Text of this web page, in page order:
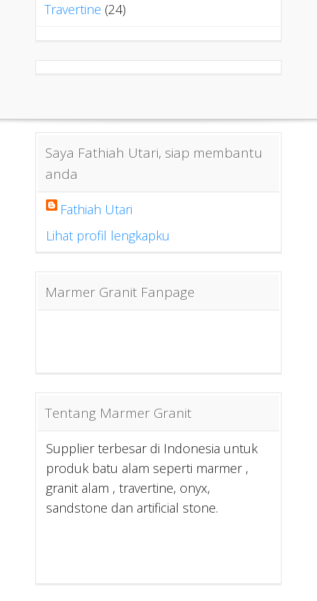
Travertine (24)
Saya Fathiah Utari, siap membantu
anda
Fathiah Utari
Lihat profil lengkapku
Marmer Granit Fanpage
Tentang Marmer Granit
Supplier terbesar di Indonesia untuk
produk batu alam seperti marmer ,
granit alam , travertine, onyx,
sandstone dan artificial stone.